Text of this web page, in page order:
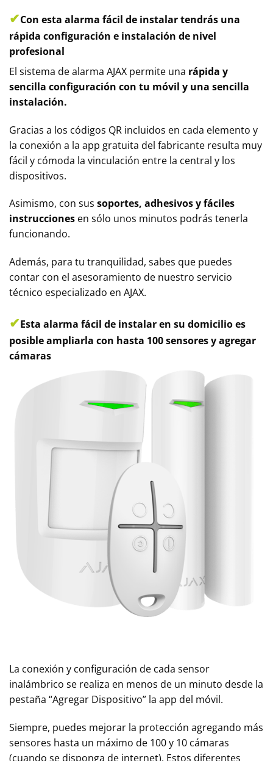
✔Con esta alarma fácil de instalar tendrás una
rápida configuración e instalación de nivel
profesional
El sistema de alarma AJAX permite una rápida y
sencilla configuración con tu móvil y una sencilla
instalación.
Gracias a los códigos QR incluidos en cada elemento y
la conexión a la app gratuita del fabricante resulta muy
fácil y cómoda la vinculación entre la central y los
dispositivos.
Asimismo, con sus soportes, adhesivos y fáciles
instrucciones en sólo unos minutos podrás tenerla
funcionando.
Además, para tu tranquilidad, sabes que puedes
contar con el asesoramiento de nuestro servicio
técnico especializado en AJAX.
✔Esta alarma fácil de instalar en su domicilio es
posible ampliarla con hasta 100 sensores y agregar
cámaras
La conexión y configuración de cada sensor
inalámbrico se realiza en menos de un minuto desde la
pestaña “Agregar Dispositivo” la app del móvil.
Siempre, puedes mejorar la protección agregando más
sensores hasta un máximo de 100 y 10 cámaras
(cuando se disponga de internet). Estos diferentes